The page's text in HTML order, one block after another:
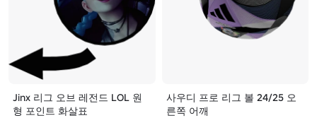
Jinx 리그 오브 레전드 LOL 원
형 포인트 화살표
사우디 프로 리그 볼 24/25 오
른쪽 어깨